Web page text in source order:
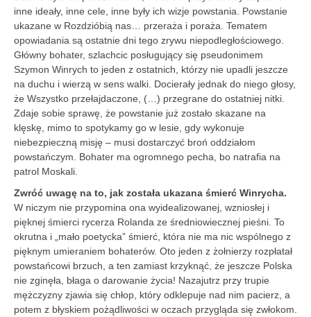
inne ideały, inne cele, inne były ich wizje powstania. Powstanie
ukazane w Rozdzióbią nas… przeraża i poraża. Tematem
opowiadania są ostatnie dni tego zrywu niepodległościowego.
Główny bohater, szlachcic posługujący się pseudonimem
Szymon Winrych to jeden z ostatnich, którzy nie upadli jeszcze
na duchu i wierzą w sens walki. Docierały jednak do niego głosy,
że Wszystko przełajdaczone, (…) przegrane do ostatniej nitki.
Zdaje sobie sprawę, że powstanie już zostało skazane na
klęskę, mimo to spotykamy go w lesie, gdy wykonuje
niebezpieczną misję – musi dostarczyć broń oddziałom
powstańczym. Bohater ma ogromnego pecha, bo natrafia na
patrol Moskali.
Zwróć uwagę na to, jak została ukazana śmierć Winrycha.
W niczym nie przypomina ona wyidealizowanej, wzniosłej i
pięknej śmierci rycerza Rolanda ze średniowiecznej pieśni. To
okrutna i „mało poetycka” śmierć, która nie ma nic wspólnego z
pięknym umieraniem bohaterów. Oto jeden z żołnierzy rozpłatał
powstańcowi brzuch, a ten zamiast krzyknąć, że jeszcze Polska
nie zginęła, błaga o darowanie życia! Nazajutrz przy trupie
mężczyzny zjawia się chłop, który odklepuje nad nim pacierz, a
potem z błyskiem pożądliwości w oczach przygląda się zwłokom.